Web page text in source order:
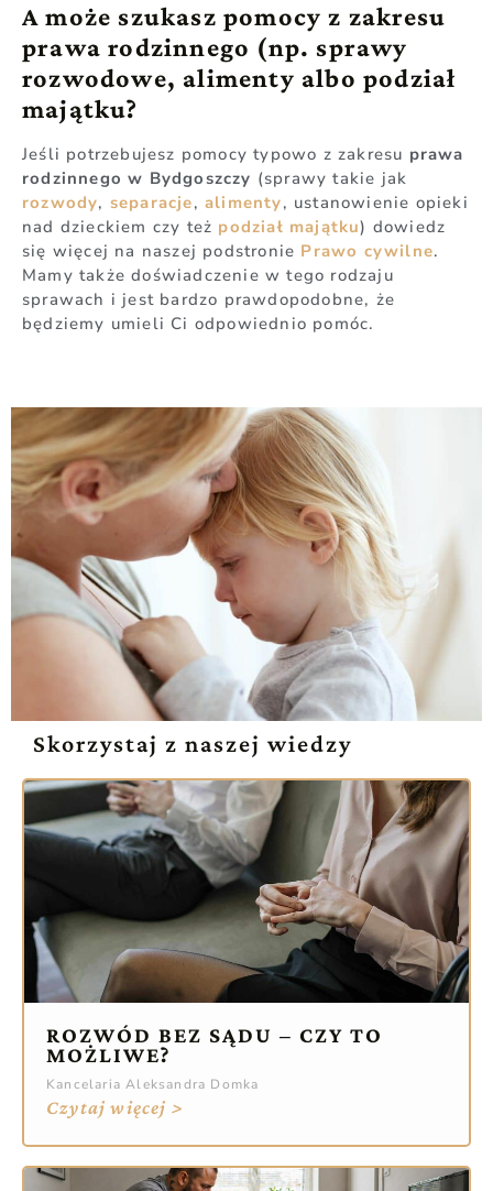
A może szukasz pomocy z zakresu
prawa rodzinnego (np. sprawy
rozwodowe, alimenty albo podział
majątku?
Jeśli potrzebujesz pomocy typowo z zakresu prawa
rodzinnego w Bydgoszczy (sprawy takie jak
rozwody, separacje, alimenty, ustanowienie opieki
nad dzieckiem czy też podział majątku) dowiedz
się więcej na naszej podstronie Prawo cywilne.
Mamy także doświadczenie w tego rodzaju
sprawach i jest bardzo prawdopodobne, że
będziemy umieli Ci odpowiednio pomóc.
Skorzystaj z naszej wiedzy
ROZWÓD BEZ SĄDU – CZY TO
MOŻLIWE?
Kancelaria Aleksandra Domka
Czytaj więcej >